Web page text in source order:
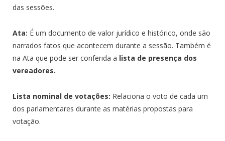
das sessões.
Ata: É um documento de valor jurídico e histórico, onde são
narrados fatos que acontecem durante a sessão. Também é
na Ata que pode ser conferida a lista de presença dos
vereadores.
Lista nominal de votações: Relaciona o voto de cada um
dos parlamentares durante as matérias propostas para
votação.